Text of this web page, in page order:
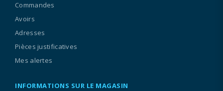
Commandes
Avoirs
Adresses
Pièces justificatives
Mes alertes
INFORMATIONS SUR LE MAGASIN